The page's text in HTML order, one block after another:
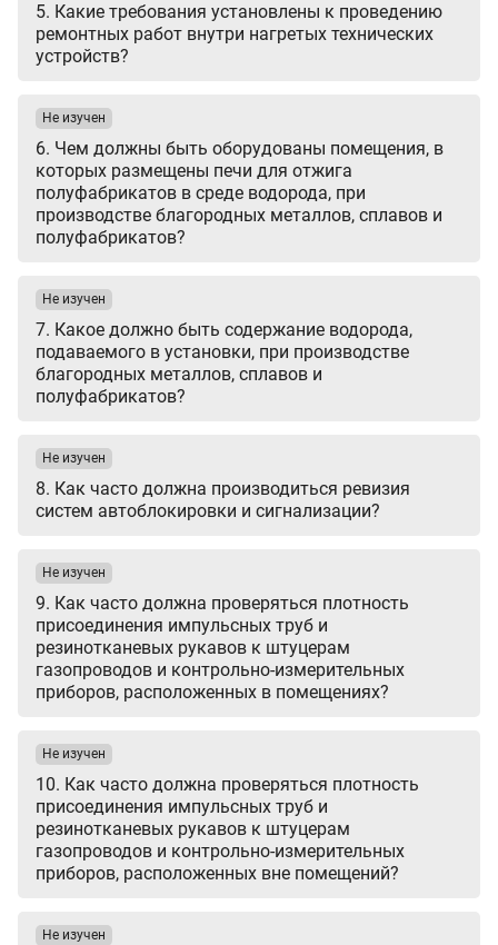
5. Какие требования установлены к проведению
ремонтных работ внутри нагретых технических
устройств?
6. Чем должны быть оборудованы помещения, в
которых размещены печи для отжига
полуфабрикатов в среде водорода, при
производстве благородных металлов, сплавов и
полуфабрикатов?
Не изучен
7. Какое должно быть содержание водорода,
подаваемого в установки, при производстве
благородных металлов, сплавов и
полуфабрикатов?
Не изучен
8. Как часто должна производиться ревизия
систем автоблокировки и сигнализации?
Не изучен
9. Как часто должна проверяться плотность
присоединения импульсных труб и
резинотканевых рукавов к штуцерам
газопроводов и контрольно-измерительных
приборов, расположенных в помещениях?
Не изучен
10. Как часто должна проверяться плотность
присоединения импульсных труб и
резинотканевых рукавов к штуцерам
газопроводов и контрольно-измерительных
приборов, расположенных вне помещений?
Не изучен
Не изучен